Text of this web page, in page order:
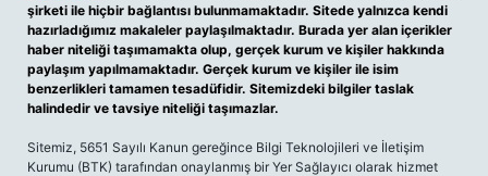
şirketi ile hiçbir bağlantısı bulunmamaktadır. Sitede yalnızca kendi
hazırladığımız makaleler paylaşılmaktadır. Burada yer alan içerikler
haber niteliği taşımamakta olup, gerçek kurum ve kişiler hakkında
paylaşım yapılmamaktadır. Gerçek kurum ve kişiler ile isim
benzerlikleri tamamen tesadüfidir. Sitemizdeki bilgiler taslak
halindedir ve tavsiye niteliği taşımazlar.
Sitemiz, 5651 Sayılı Kanun gereğince Bilgi Teknolojileri ve İletişim
Kurumu (BTK) tarafından onaylanmış bir Yer Sağlayıcı olarak hizmet